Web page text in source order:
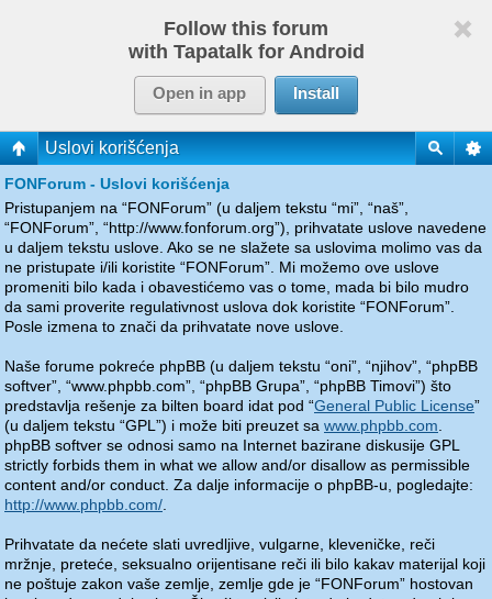
Follow this forum
with Tapatalk for Android
Open in app Install
Uslovi korišćenja
FONForum - Uslovi korišćenja
Pristupanjem na “FONForum” (u daljem tekstu “mi”, “naš”,
“FONForum”, “http://www.fonforum.org”), prihvatate uslove navedene
u daljem tekstu uslove. Ako se ne slažete sa uslovima molimo vas da
ne pristupate i/ili koristite “FONForum”. Mi možemo ove uslove
promeniti bilo kada i obavestićemo vas o tome, mada bi bilo mudro
da sami proverite regulativnost uslova dok koristite “FONForum”.
Posle izmena to znači da prihvatate nove uslove.
Naše forume pokreće phpBB (u daljem tekstu “oni”, “njihov”, “phpBB
softver”, “www.phpbb.com”, “phpBB Grupa”, “phpBB Timovi”) što
predstavlja rešenje za bilten board idat pod “General Public License”
(u daljem tekstu “GPL”) i može biti preuzet sa www.phpbb.com
phpBB softver se odnosi samo na Internet bazirane diskusije GPL
strictly forbids them in what we allow and/or disallow as permissible
content and/or conduct. Za dalje informacije o phpBB-u, pogledajte:
http://www.phpbb.com/
Prihvatate da nećete slati uvredljive, vulgarne, kleveničke, reči
mržnje, preteće, seksualno orijentisane reči ili bilo kakav materijal koji
ne poštuje zakon vaše zemlje, zemlje gde je “FONForum” hostovan